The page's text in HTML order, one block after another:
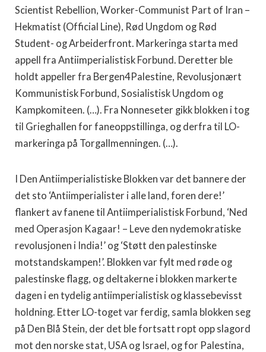
Scientist Rebellion, Worker-Communist Part of Iran –
Hekmatist (Official Line), Rød Ungdom og Rød
Student- og Arbeiderfront. Markeringa starta med
appell fra Antiimperialistisk Forbund. Deretter ble
holdt appeller fra Bergen4Palestine, Revolusjonært
Kommunistisk Forbund, Sosialistisk Ungdom og
Kampkomiteen. (…). Fra Nonneseter gikk blokken i tog
til Grieghallen for faneoppstillinga, og derfra til LO-
markeringa på Torgallmenningen. (…).
I Den Antiimperialistiske Blokken var det bannere der
det sto ‘Antiimperialister i alle land, foren dere!’
flankert av fanene til Antiimperialistisk Forbund, ‘Ned
med Operasjon Kagaar! – Leve den nydemokratiske
revolusjonen i India!’ og ‘Støtt den palestinske
motstandskampen!’. Blokken var fylt med røde og
palestinske flagg, og deltakerne i blokken markerte
dagen i en tydelig antiimperialistisk og klassebevisst
holdning. Etter LO-toget var ferdig, samla blokken seg
på Den Blå Stein, der det ble fortsatt ropt opp slagord
mot den norske stat, USA og Israel, og for Palestina,